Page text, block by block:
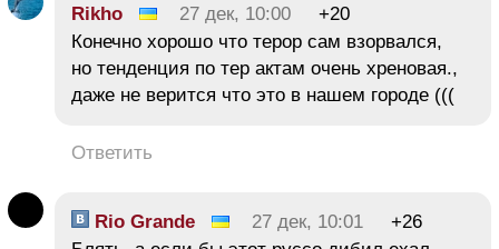
Rikho 27 дек, 10:00
+20
Конечно хорошо что терор сам взорвался,
но тенденция по тер актам очень хреновая.,
даже не верится что это в нашем городе (((
Ответить
Rio Grande 27 дек, 10:01
+26